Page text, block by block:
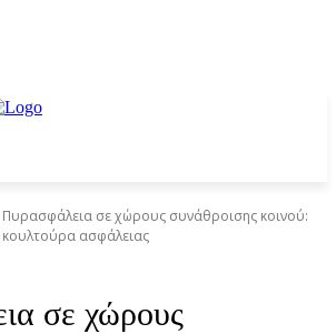
Πυρασφάλεια σε χώρους συνάθροισης κοινού:
ασφάλειας
σε χώρους